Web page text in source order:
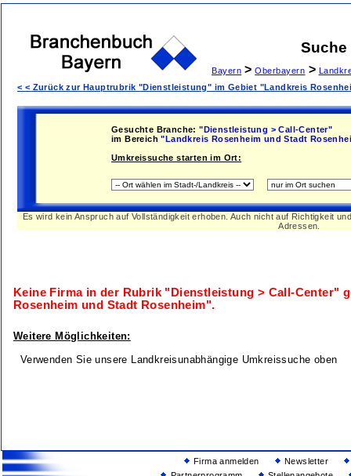
Suche
Bayern > Oberbayern >
< < Zurück zur Hauptrubrik "Dienstleistung" im Gebiet "Landkreis
Gesuchte Branche: "Dienstleistung > Call-Center"
im Bereich "Landkreis Rosenheim und Stadt
Umkreissuche starten im Ort:
Es wird kein Anspruch auf Vollständigkeit erhoben. Auch nicht auf Richtigkeit
Adressen.
Keine Firma in der Rubrik "Dienstleistung > Call-Center"
Rosenheim und Stadt Rosenheim".
Weitere Möglichkeiten:
Verwenden Sie unsere Landkreisunabhängige Umkreissuche oben
Firma anmelden
Newsletter